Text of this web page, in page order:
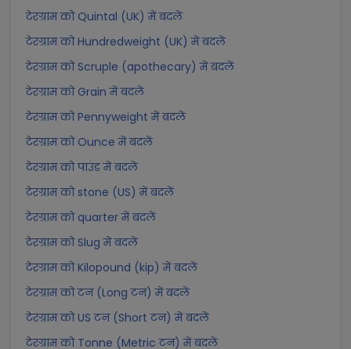
टेरग्राम को Quintal (UK) में बदलें
टेरग्राम को Hundredweight (UK) में बदलें
टेरग्राम को Scruple (apothecary) में बदलें
टेरग्राम को Grain में बदलें
टेरग्राम को Pennyweight में बदलें
टेरग्राम को Ounce में बदलें
टेरग्राम को पाउंड में बदलें
टेरग्राम को stone (US) में बदलें
टेरग्राम को quarter में बदलें
टेरग्राम को Slug में बदलें
टेरग्राम को Kilopound (kip) में बदलें
टेरग्राम को टन (Long टन) में बदलें
टेरग्राम को US टन (Short टन) में बदलें
टेरग्राम को Tonne (Metric टन) में बदलें